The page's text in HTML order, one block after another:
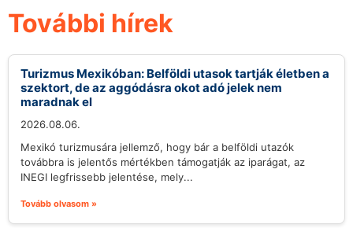
További hírek
Turizmus Mexikóban: Belföldi utasok tartják életben a
szektort, de az aggódásra okot adó jelek nem
maradnak el
2026.08.06.
Mexikó turizmusára jellemző, hogy bár a belföldi utazók
továbbra is jelentős mértékben támogatják az iparágat, az
INEGI legfrissebb jelentése, mely...
Tovább olvasom »